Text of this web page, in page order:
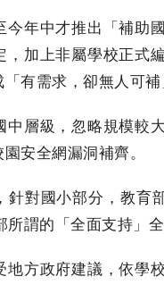
年中才推出「補助
，加上非屬學校正式
有需求，卻無人可補
層級，忽略規模較
安全網漏洞補齊。
對國小部分，教育
謂的「全面支持」全
方政府建議，依學